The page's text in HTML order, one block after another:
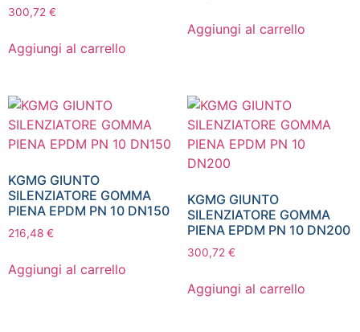
300,72 €
Aggiungi al carrello
Aggiungi al carrello
KGMG GIUNTO
SILENZIATORE GOMMA
PIENA EPDM PN 10 DN150
216,48 €
Aggiungi al carrello
KGMG GIUNTO
SILENZIATORE GOMMA
PIENA EPDM PN 10 DN200
300,72 €
Aggiungi al carrello